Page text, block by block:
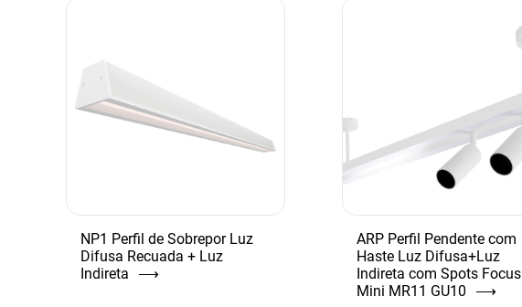
NP1 Perfil de Sobrepor Luz
Difusa Recuada + Luz
Indireta
⟶
ARP Perfil Pendente com
Haste Luz Difusa+Luz
Indireta com Spots Focus
Mini MR11 GU10
⟶